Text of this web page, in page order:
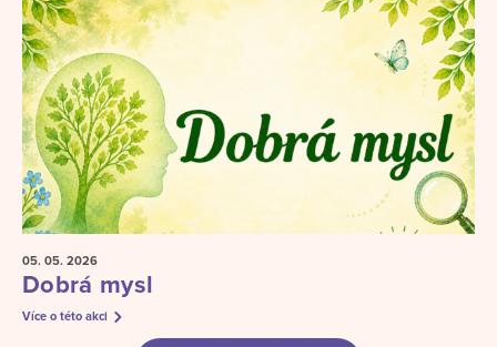
05. 05. 2026
Dobrá mysl
Více o této akci